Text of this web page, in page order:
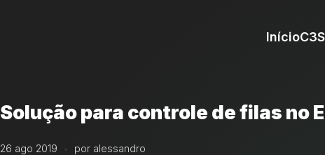
Início
Solução para controle de filas no
26 ago 2019 por alessandro